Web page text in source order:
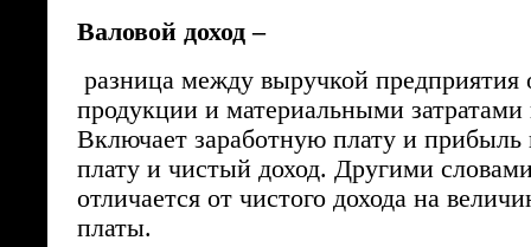
Валовой доход –
разница между выручкой предприятия
продукции и материальными затратами
Включает заработную плату и прибыль
плату и чистый доход. Другими
отличается от чистого дохода на
платы.